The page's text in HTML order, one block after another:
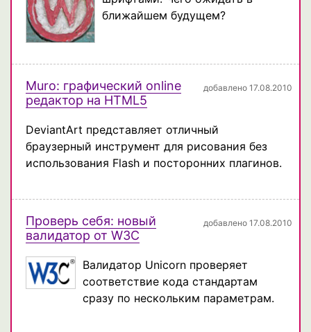
ближайшем будущем?
Muro: графический online
редактор на HTML5
добавлено 17.08.2010
DeviantArt представляет отличный
браузерный инструмент для рисования без
использования Flash и посторонних плагинов.
Проверь себя: новый
валидатор от W3C
добавлено 17.08.2010
Валидатор Unicorn проверяет
соответствие кода стандартам
сразу по нескольким параметрам.